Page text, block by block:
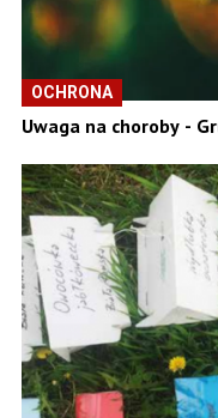
OCHRONA
Uwaga na choroby -